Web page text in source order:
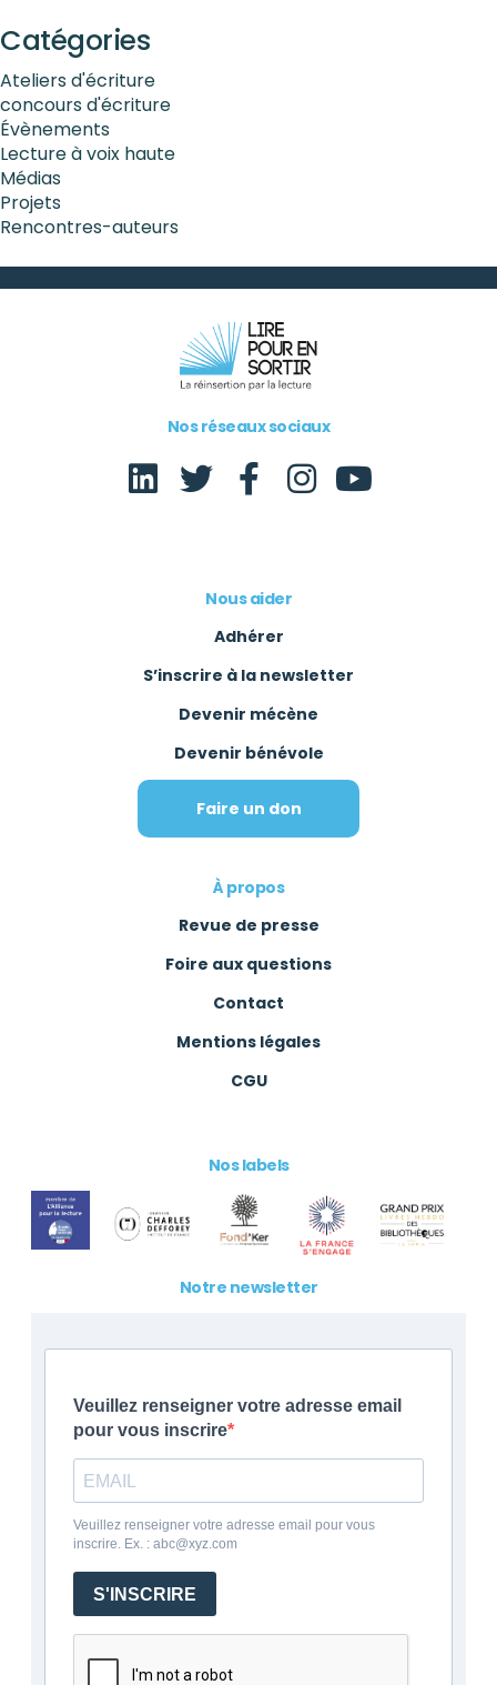
Catégories
Ateliers d'écriture
concours d'écriture
Évènements
Lecture à voix haute
Médias
Projets
Rencontres-auteurs
Nos réseaux sociaux
Nous aider
Adhérer
S’inscrire à la newsletter
Devenir mécène
Devenir bénévole
Faire un don
À propos
Revue de presse
Foire aux questions
Contact
Mentions légales
CGU
Nos labels
Notre newsletter
Veuillez renseigner votre adresse email
pour vous inscrire
Veuillez renseigner votre adresse email pour vous
inscrire. Ex. : abc@xyz.com
S'INSCRIRE